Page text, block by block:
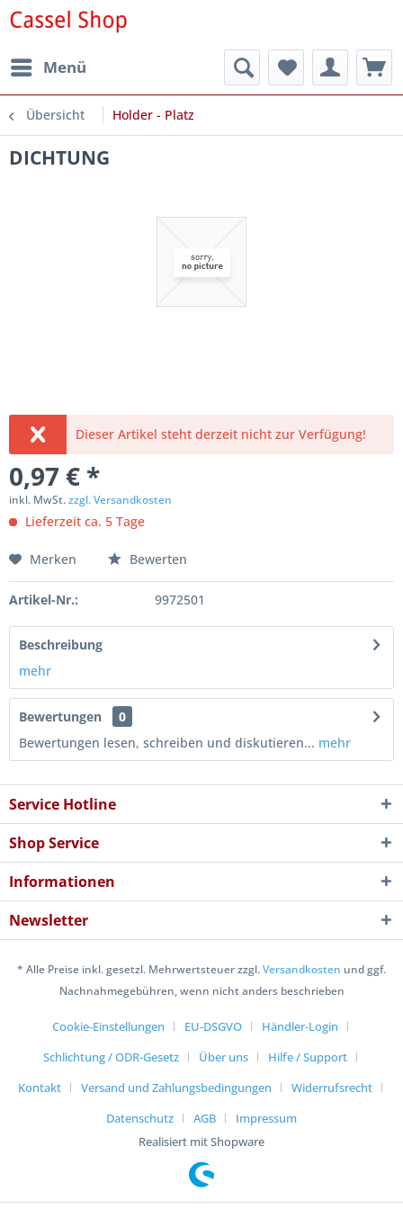
Menü
Übersicht Holder - Platz
DICHTUNG
Dieser Artikel steht derzeit nicht zur Verfügung!
0,97 € *
inkl. MwSt.zzgl. Versandkosten
Lieferzeit ca. 5 Tage
Merken Bewerten
Artikel-Nr.: 9972501
Beschreibung
mehr
Bewertungen
0
Bewertungen lesen, schreiben und diskutieren... mehr
Service Hotline
Shop Service
Informationen
Newsletter
* Alle Preise inkl. gesetzl. Mehrwertsteuer zzgl.Versandkosten und ggf.
Nachnahmegebühren, wenn nicht anders beschrieben
Cookie-Einstellungen EU-DSGVO
Händler-Login
Schlichtung / ODR-Gesetz
Über uns
Hilfe / Support
Kontakt
Versand und Zahlungsbedingungen
Widerrufsrecht
Datenschutz
AGB
Impressum
Realisiert mit Shopware